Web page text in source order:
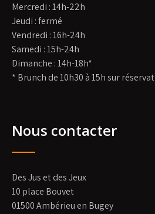
Mercredi : 14h-22h
Jeudi : fermé
Vendredi : 16h-24h
Samedi : 15h-24h
Dimanche : 14h-18h*
* Brunch de 10h30 à 15h sur
Nous contacter
Des Jus et des Jeux
10 place Bouvet
01500 Ambérieu en Bugey